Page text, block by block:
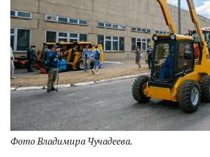
Фото Владимира Чучадеева.